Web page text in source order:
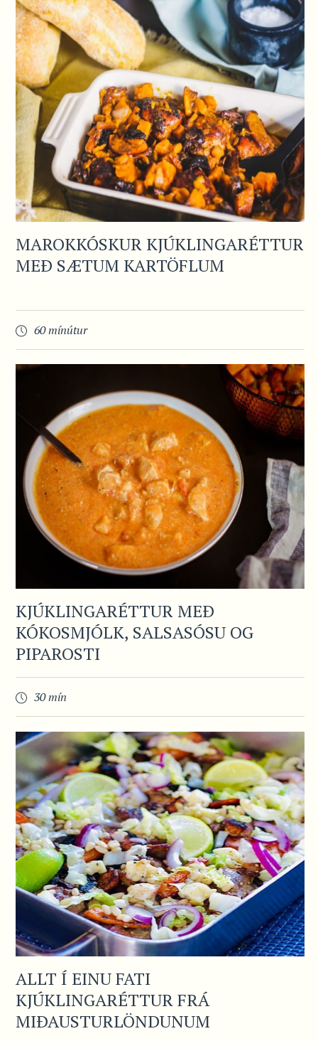
MAROKKÓSKUR KJÚKLINGARÉTTUR
MEÐ SÆTUM KARTÖFLUM
60 mínútur
KJÚKLINGARÉTTUR MEÐ
KÓKOSMJÓLK, SALSASÓSU OG
PIPAROSTI
30 mín
ALLT Í EINU FATI
KJÚKLINGARÉTTUR FRÁ
MIÐAUSTURLÖNDUNUM